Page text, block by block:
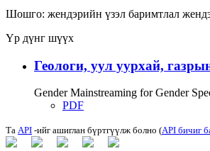
Шошго: жендэрийн үзэл баримтлал
Үр дүнг шүүх
Геологи, уул уурхай,
Gender Mainstreaming for Gender
PDF
Та API -ийг ашиглан бүртгүүлж болно (API бичиг